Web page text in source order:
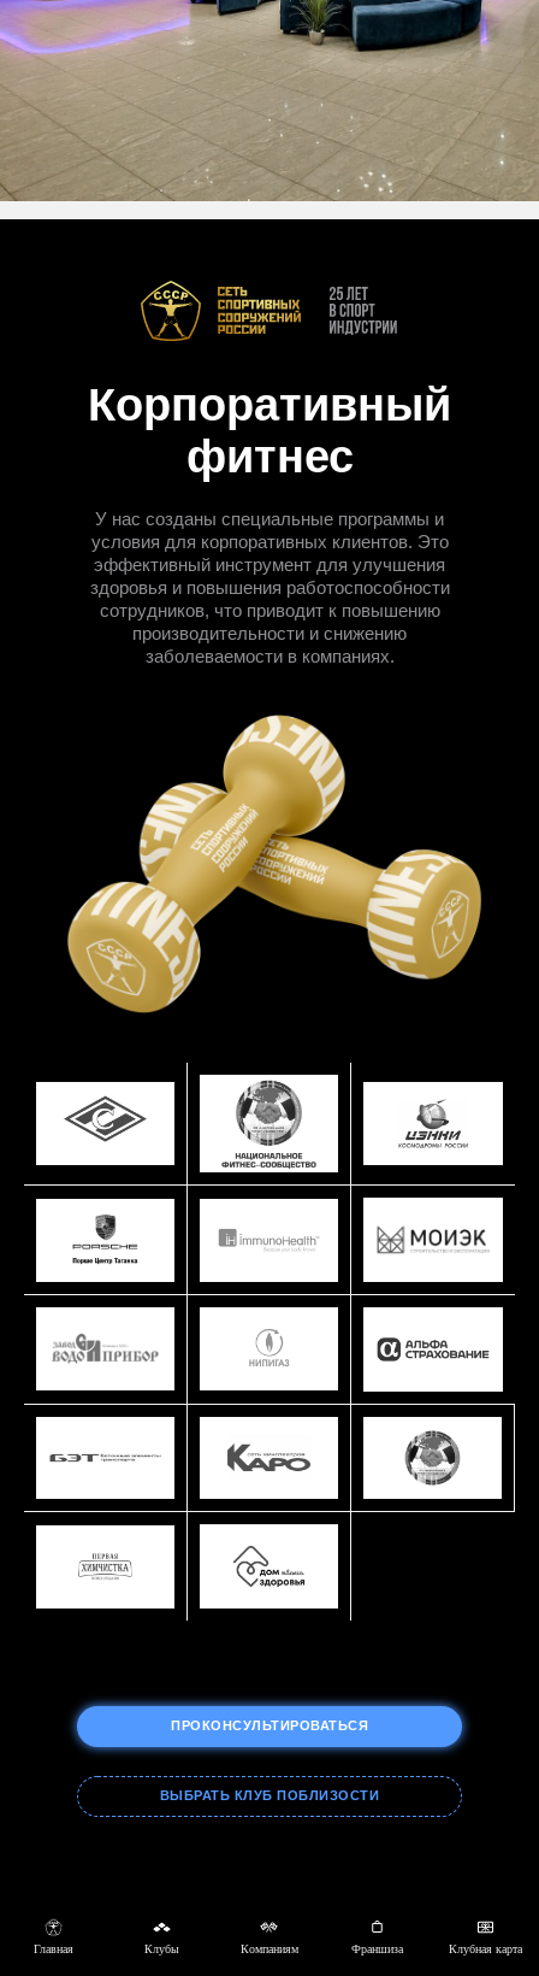
Главная Клубы Компаниям Франшиза Клубная карта
Корпоративный
фитнес
У нас созданы специальные программы и
условия для корпоративных клиентов. Это
эффективный инструмент для улучшения
здоровья и повышения работоспособности
сотрудников, что приводит к повышению
производительности и снижению
заболеваемости в компаниях.
ПРОКОНСУЛЬТИРОВАТЬСЯ
ВЫБРАТЬ КЛУБ ПОБЛИЗОСТИ